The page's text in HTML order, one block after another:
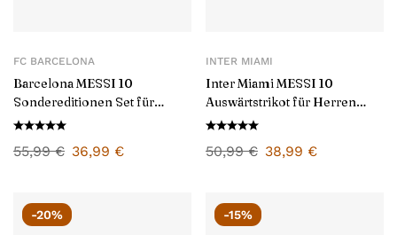
FC BARCELONA
Barcelona MESSI 10
Sondereditionen Set für
Kinder 2025/26
55,99€ 36,99 €
INTER MIAMI
Inter Miami MESSI 10
Auswärtstrikot für Herren
2025/26
50,99€ 38,99 €
-20% -15%